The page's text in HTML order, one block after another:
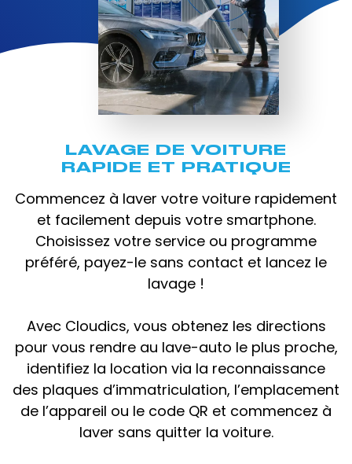
LAVAGE DE VOITURE
RAPIDE ET PRATIQUE
Commencez à laver votre voiture rapidement
et facilement depuis votre smartphone.
Choisissez votre service ou programme
préféré, payez-le sans contact et lancez le
lavage !
Avec Cloudics, vous obtenez les directions
pour vous rendre au lave-auto le plus proche,
identifiez la location via la reconnaissance
des plaques d’immatriculation, l’emplacement
de l’appareil ou le code QR et commencez à
laver sans quitter la voiture.